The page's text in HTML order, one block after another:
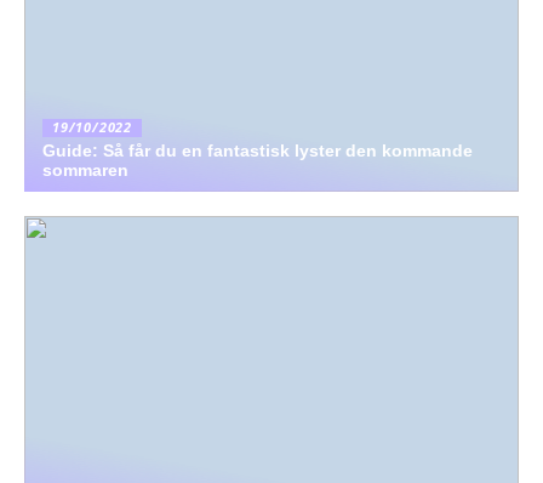
19/10/2022
Guide: Så får du en fantastisk lyster den kommande
sommaren